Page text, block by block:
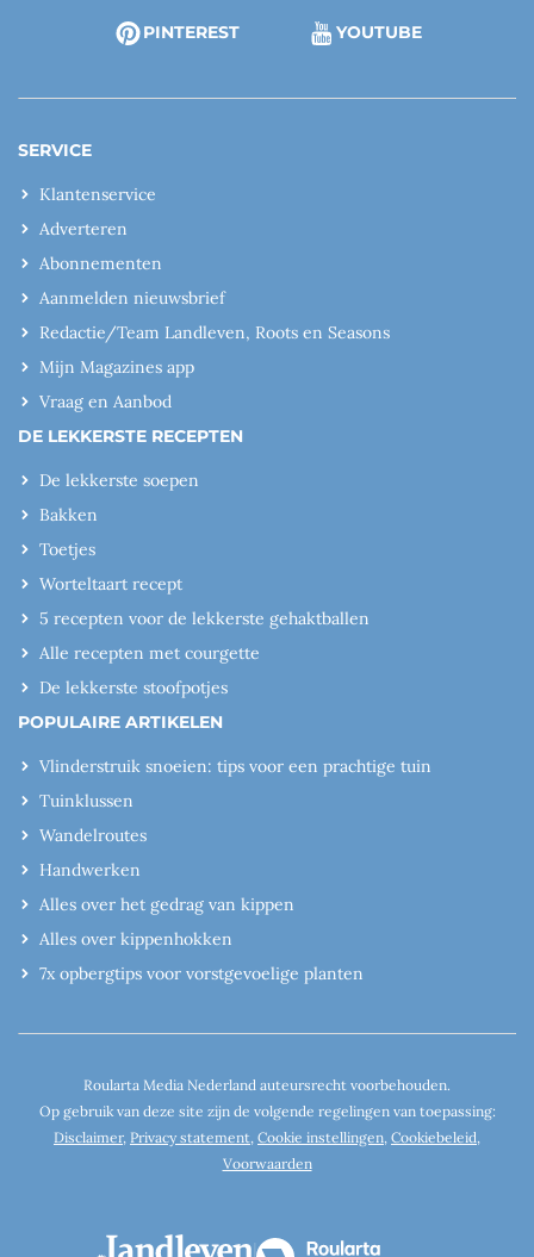
PINTEREST YOUTUBE
SERVICE
Klantenservice
Adverteren
Abonnementen
Aanmelden nieuwsbrief
Redactie/Team Landleven, Roots en Seasons
Mijn Magazines app
Vraag en Aanbod
DE LEKKERSTE RECEPTEN
De lekkerste soepen
Bakken
Toetjes
Worteltaart recept
5 recepten voor de lekkerste gehaktballen
Alle recepten met courgette
De lekkerste stoofpotjes
POPULAIRE ARTIKELEN
Vlinderstruik snoeien: tips voor een prachtige tuin
Tuinklussen
Wandelroutes
Handwerken
Alles over het gedrag van kippen
Alles over kippenhokken
7x opbergtips voor vorstgevoelige planten
Roularta Media Nederland auteursrecht voorbehouden.
Op gebruik van deze site zijn de volgende regelingen van toepassing:
Disclaimer, Privacy statement Cookie instellingen Cookiebeleid
Voorwaarden